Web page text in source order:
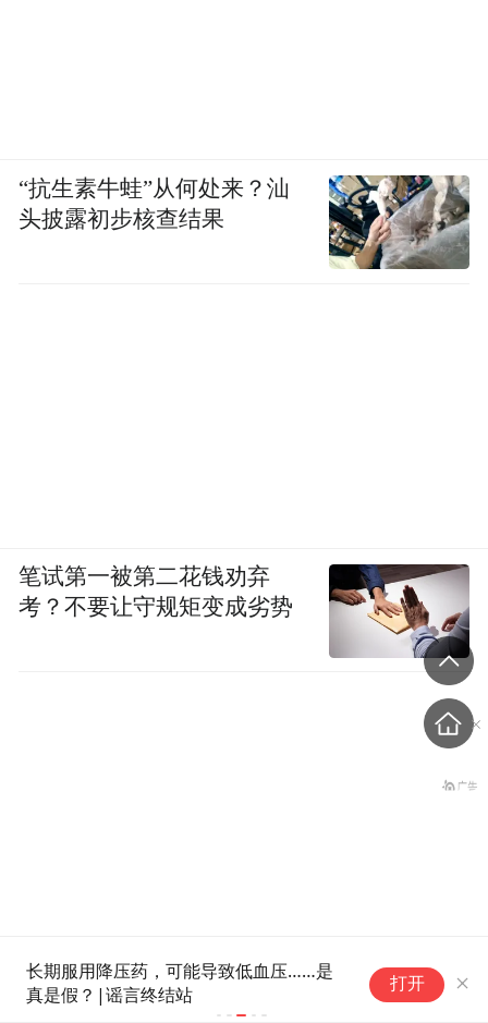
长期服用降压药，可能导致低血压……是
真是假？|谣言终结站
打开
“抗生素牛蛙”从何处来？汕
头披露初步核查结果
笔试第一被第二花钱劝弃
考？不要让守规矩变成劣势
“婚外胚胎案”妻子：患病期
间男方疑似多次有外遇，第